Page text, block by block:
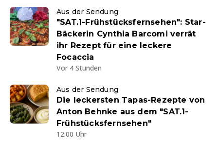
Aus der Sendung
"SAT.1-Frühstücksfernsehen": Star-
Bäckerin Cynthia Barcomi verrät
ihr Rezept für eine leckere
Focaccia
Vor 4 Stunden
Aus der Sendung
Die leckersten Tapas-Rezepte von
Anton Behnke aus dem "SAT.1-
Frühstücksfernsehen"
12:00 Uhr